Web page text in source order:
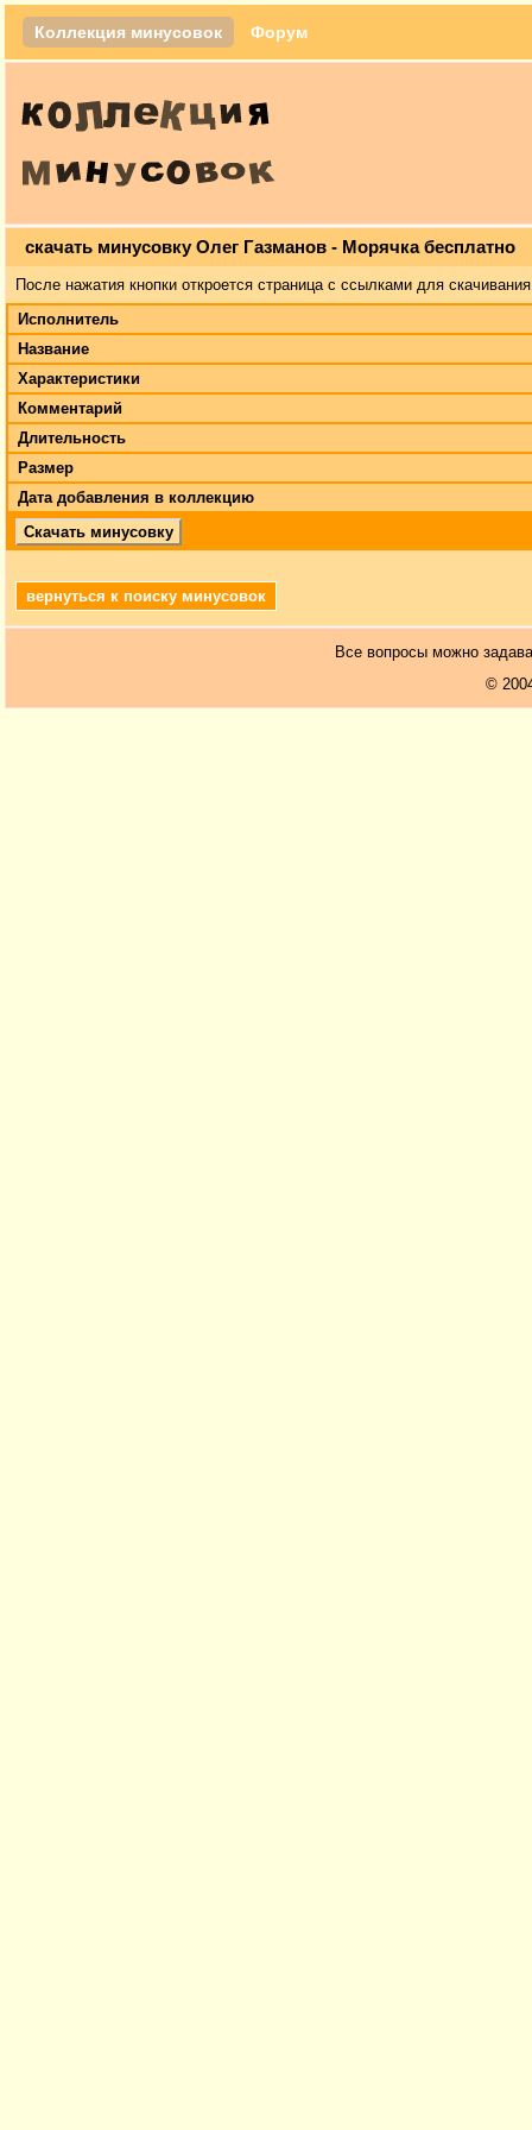
Коллекция минусовок Форум
скачать минусовку Олег Газманов - Морячка бесплатно
После нажатия кнопки откроется страница с ссылками для
Исполнитель
Название
Характеристики
Комментарий
Длительность
Размер
Дата добавления в коллекцию
Скачать минусовку
вернуться к поиску минусовок
Все вопросы можно
©